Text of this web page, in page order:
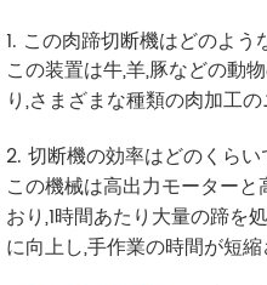
1. この肉蹄切断機はどのよ
この装置は牛,羊,豚などの動
り,さまざまな種類の肉加工
2. 切断機の効率はどのくら
この機械は高出力モーター
おり,1時間あたり大量の蹄を
に向上し,手作業の時間が短縮